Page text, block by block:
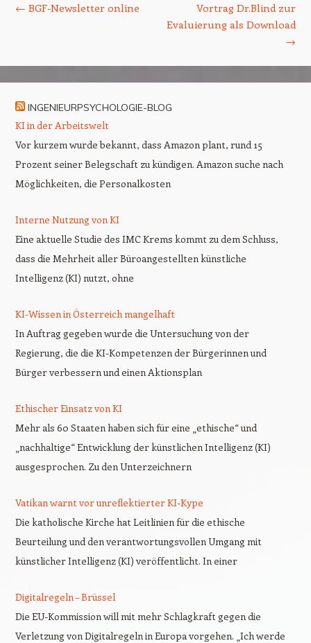
← BGF-Newsletter online
Vortrag Dr.Blind zur
Evaluierung als Download
→
INGENIEURPSYCHOLOGIE-BLOG
KI in der Arbeitswelt
Vor kurzem wurde bekannt, dass Amazon plant, rund 15
Prozent seiner Belegschaft zu kündigen. Amazon suche nach
Möglichkeiten, die Personalkosten
Interne Nutzung von KI
Eine aktuelle Studie des IMC Krems kommt zu dem Schluss,
dass die Mehrheit aller Büroangestellten künstliche
Intelligenz (KI) nutzt, ohne
KI-Wissen in Österreich mangelhaft
In Auftrag gegeben wurde die Untersuchung von der
Regierung, die die KI-Kompetenzen der Bürgerinnen und
Bürger verbessern und einen Aktionsplan
Ethischer Einsatz von KI
Mehr als 60 Staaten haben sich für eine „ethische“ und
„nachhaltige“ Entwicklung der künstlichen Intelligenz (KI)
ausgesprochen. Zu den Unterzeichnern
Vatikan warnt vor unreflektierter KI-Kype
Die katholische Kirche hat Leitlinien für die ethische
Beurteilung und den verantwortungsvollen Umgang mit
künstlicher Intelligenz (KI) veröffentlicht. In einer
Digitalregeln – Brüssel
Die EU-Kommission will mit mehr Schlagkraft gegen die
Verletzung von Digitalregeln in Europa vorgehen. „Ich werde